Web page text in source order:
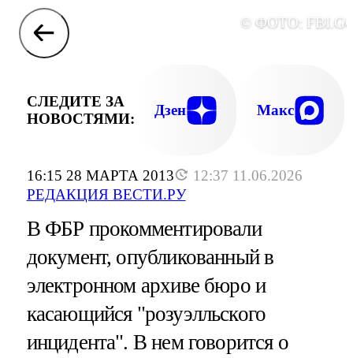
16:15 28 МАРТА 2013
12:37 11.06.2026
РЕДАКЦИЯ ВЕСТИ.РУ
© ФОТО:
СЛЕДИТЕ ЗА
НОВОСТЯМИ:
Дзен Макс
В ФБР прокомментировали
документ, опубликованный в
электронном архиве бюро и
касающийся "розуэлльского
инцидента". В нем говорится о